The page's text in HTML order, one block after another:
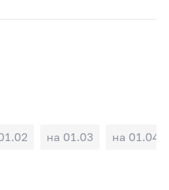
на 01.03 на 01.04